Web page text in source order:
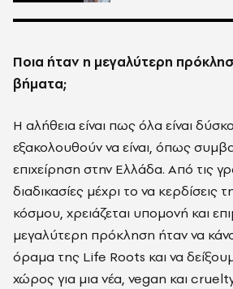
Ποια ήταν η μεγαλύτερη
βήματα;
Η αλήθεια είναι πως όλα είναι
εξακολουθούν να είναι, όπως
επιχείρηση στην Ελλάδα. Από τις
διαδικασίες μέχρι το να κερδίσεις
κόσμου, χρειάζεται υπομονή και
μεγαλύτερη πρόκληση ήταν να
όραμα της Life Roots και να
χώρος για μια νέα, vegan και